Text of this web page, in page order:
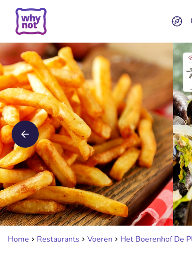
Home Restaurants Voeren Het Boerenhof De